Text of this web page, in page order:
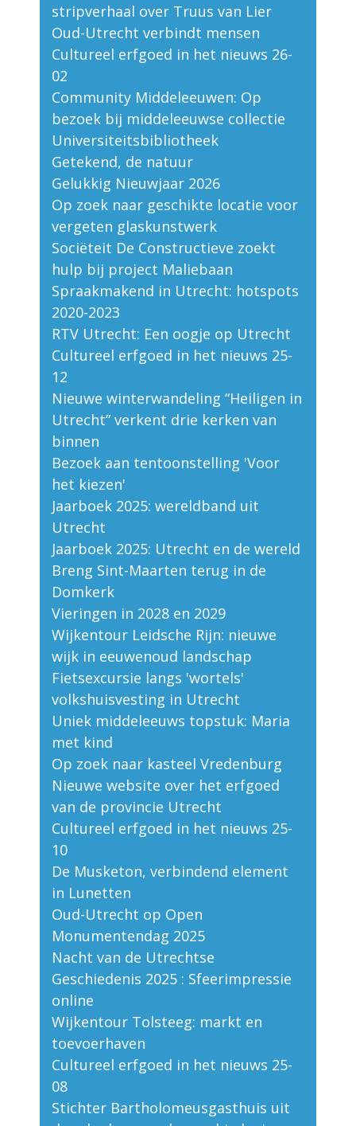
stripverhaal over Truus van Lier
Oud-Utrecht verbindt mensen
Cultureel erfgoed in het nieuws 26-
02
Community Middeleeuwen: Op
bezoek bij middeleeuwse collectie
Universiteitsbibliotheek
Getekend, de natuur
Gelukkig Nieuwjaar 2026
Op zoek naar geschikte locatie voor
vergeten glaskunstwerk
Sociëteit De Constructieve zoekt
hulp bij project Maliebaan
Spraakmakend in Utrecht: hotspots
2020-2023
RTV Utrecht: Een oogje op Utrecht
Cultureel erfgoed in het nieuws 25-
12
Nieuwe winterwandeling “Heiligen in
Utrecht” verkent drie kerken van
binnen
Bezoek aan tentoonstelling 'Voor
het kiezen'
Jaarboek 2025: wereldband uit
Utrecht
Jaarboek 2025: Utrecht en de wereld
Breng Sint-Maarten terug in de
Domkerk
Vieringen in 2028 en 2029
Wijkentour Leidsche Rijn: nieuwe
wijk in eeuwenoud landschap
Fietsexcursie langs 'wortels'
volkshuisvesting in Utrecht
Uniek middeleeuws topstuk: Maria
met kind
Op zoek naar kasteel Vredenburg
Nieuwe website over het erfgoed
van de provincie Utrecht
Cultureel erfgoed in het nieuws 25-
10
De Musketon, verbindend element
in Lunetten
Oud-Utrecht op Open
Monumentendag 2025
Nacht van de Utrechtse
Geschiedenis 2025 : Sfeerimpressie
online
Wijkentour Tolsteeg: markt en
toevoerhaven
Cultureel erfgoed in het nieuws 25-
08
Stichter Bartholomeusgasthuis uit